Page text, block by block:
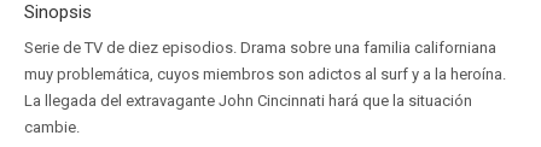
Sinopsis
Serie de TV de diez episodios. Drama sobre una familia californiana
muy problemática, cuyos miembros son adictos al surf y a la heroína.
La llegada del extravagante John Cincinnati hará que la situación
cambie.